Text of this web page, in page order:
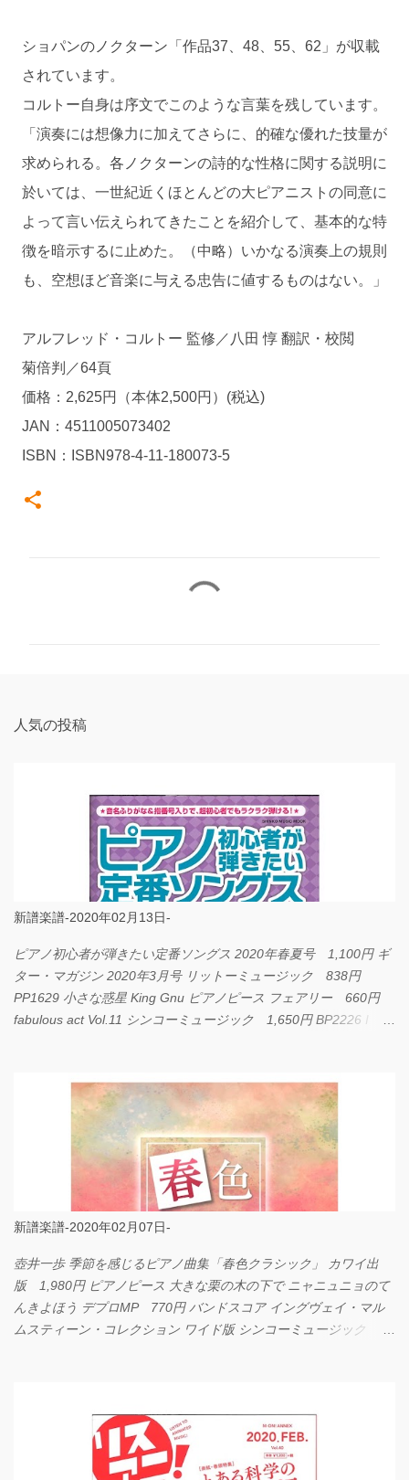
ショパンのノクターン「作品37、48、55、62」が収載
されています。
コルトー自身は序文でこのような言葉を残しています。
「演奏には想像力に加えてさらに、的確な優れた技量が
求められる。各ノクターンの詩的な性格に関する説明に
於いては、一世紀近くほとんどの大ピアニストの同意に
よって言い伝えられてきたことを紹介して、基本的な特
徴を暗示するに止めた。（中略）いかなる演奏上の規則
も、空想ほど音楽に与える忠告に値するものはない。」
アルフレッド・コルトー 監修／八田 惇 翻訳・校閲
菊倍判／64頁
価格：2,625円（本体2,500円）(税込)
JAN：4511005073402
ISBN：ISBN978-4-11-180073-5
人気の投稿
新譜楽譜-2020年02月13日-
ピアノ初心者が弾きたい定番ソングス 2020年春夏号 1,100円 ギ
ター・マガジン 2020年3月号 リットーミュージック 838円
PP1629 小さな惑星 King Gnu ピアノピース フェアリー 660円
fabulous act Vol.11 シンコーミュージック 1,650円 BP2226 I
新譜楽譜-2020年02月07日-
壺井一歩 季節を感じるピアノ曲集「春色クラシック」 カワイ出
版 1,980円 ピアノピース 大きな栗の木の下で ニャニュニョのて
んきよほう デプロMP 770円 バンドスコア イングヴェイ・マル
ムスティーン・コレクション ワイド版 シンコーミュージック